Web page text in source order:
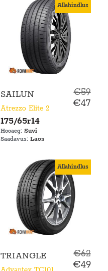
Allahindlus
SAILUN
Atrezzo Elite 2
175/65r14
Hooaeg: Suvi
Saadavus: Laos
€59
€47
Allahindlus
TRIANGLE €62
€49